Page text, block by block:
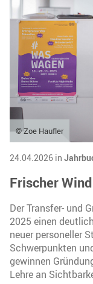
© Zoe Haufler
24.04.2026 in
Frischer
Der Transfer- und
2025 einen
neuer personeller
Schwerpunkten
gewinnen
Lehre an